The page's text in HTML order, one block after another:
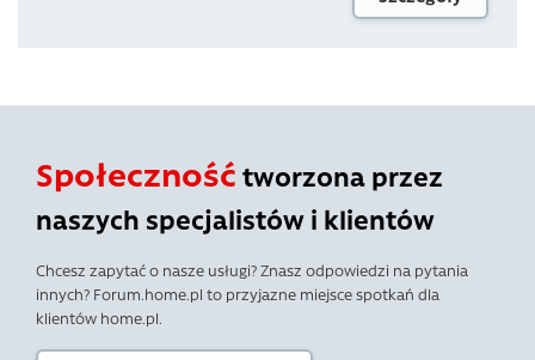
Społeczność tworzona przez
naszych specjalistów i klientów
Chcesz zapytać o nasze usługi? Znasz odpowiedzi na pytania
innych? Forum.home.pl to przyjazne miejsce spotkań dla
klientów home.pl.